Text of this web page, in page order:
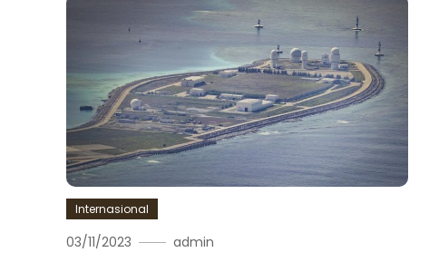
Internasional
03/11/2023 admin